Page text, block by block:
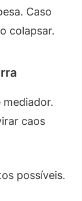
Caso
colapsar.
mediador.
caos
possíveis.